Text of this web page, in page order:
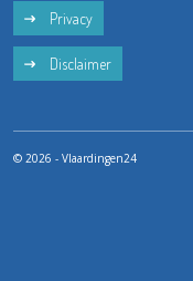
Privacy
Disclaimer
© 2026 - Vlaardingen24